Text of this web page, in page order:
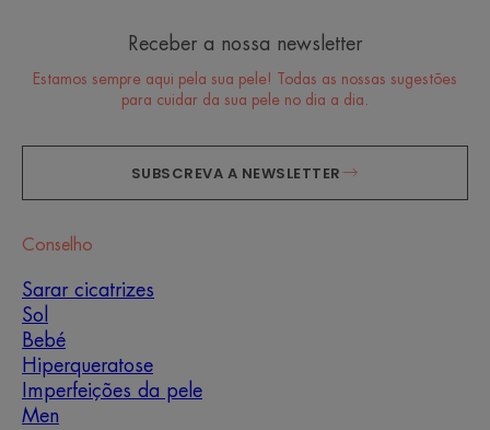
Receber a nossa newsletter
Estamos sempre aqui pela sua pele! Todas as nossas sugestões
para cuidar da sua pele no dia a dia.
SUBSCREVA A NEWSLETTER
Conselho
Sarar cicatrizes
Sol
Bebé
Hiperqueratose
Imperfeições da pele
Men